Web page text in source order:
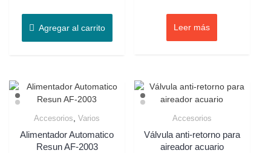
Agregar al carrito Leer más
Accesorios ,Varios
Alimentador Automatico
Resun AF-2003
Accesorios
Válvula anti-retorno para
aireador acuario